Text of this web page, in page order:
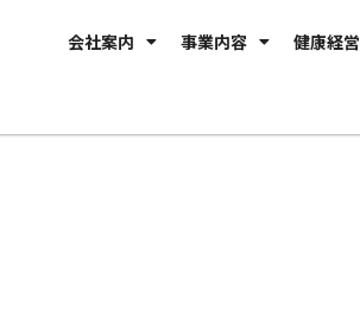
会社案内 事業内容 健康経営